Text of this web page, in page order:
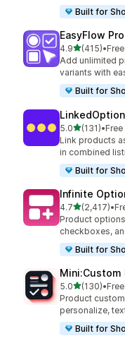
Built for
EasyFlow
4.9별 5개 중
(415)
총 리뷰 415개
•
Add unlimited
variants with
Built for
5.0별 5개 중
(131)
총 리뷰 131개
•
Link products
in combined
Built for
Infinite
4.7별 5개 중
(2,417)
총 리뷰 2417개
•
Product
checkboxes,
Built for
Mini:Custom
5.0별 5개 중
(130)
총 리뷰 130개
•
Product
personalize,
Built for